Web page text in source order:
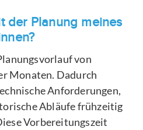
der Planung meines
von
Monaten. Dadurch
Anforderungen,
Abläufe frühzeitig
Vorbereitungszeit